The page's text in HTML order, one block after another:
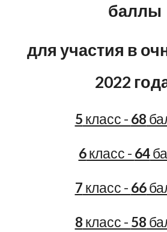
баллы
для участия в
2022
5 класс - 68
6 класс - 64
7 класс - 66
8 класс - 58